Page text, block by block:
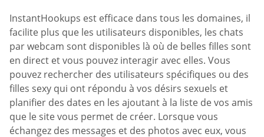
InstantHookups est efficace dans tous les domaines, il
facilite plus que les utilisateurs disponibles, les chats
par webcam sont disponibles là où de belles filles sont
en direct et vous pouvez interagir avec elles. Vous
pouvez rechercher des utilisateurs spécifiques ou des
filles sexy qui ont répondu à vos désirs sexuels et
planifier des dates en les ajoutant à la liste de vos amis
que le site vous permet de créer. Lorsque vous
échangez des messages et des photos avec eux, vous